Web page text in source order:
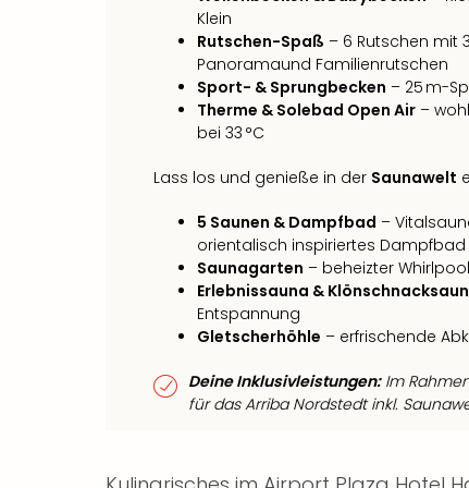
Klein
Rutschen-Spaß – 6 Rutschen mit
Panoramaund Familienrutschen
Sport- & Sprungbecken – 25 m-
Therme & Solebad Open Air –
bei 33 °C
Lass los und genieße in der Saunawelt
5 Saunen & Dampfbad –
orientalisch inspiriertes Dampfbad
Saunagarten – beheizter
Erlebnissauna &
Entspannung
Gletscherhöhle – erfrischende
Deine Inklusivleistungen:Im
für das Arriba Nordstedt inkl.